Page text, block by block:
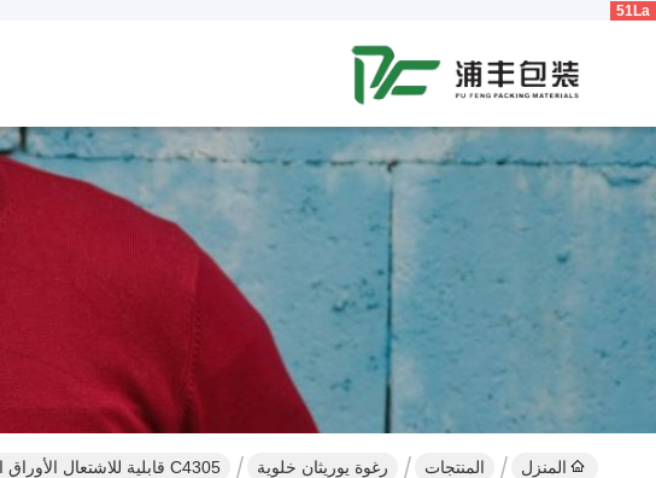
51La
المنزل المنتجات رغوة يوريثان خلوية C4305 قابلية للاشتعال الأوراق الإسفنجية من الرود النيوبرين المطاطي المادة 1mm ~ 30mm سمك الأسود اللون